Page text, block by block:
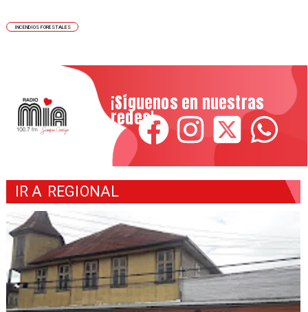
INCENDIOS FORESTALES
¡Síguenos en nuestras
redes!
IR A REGIONAL